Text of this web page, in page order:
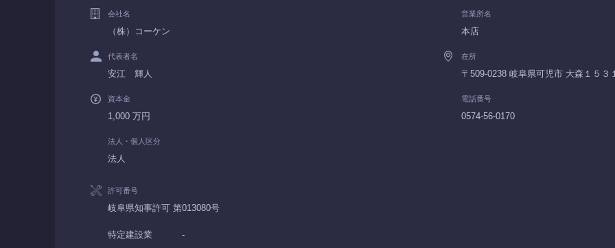
会社名
（株）コーケン
代表者名
安江 輝人
資本金
1,000 万円
法人・個人区分
法人
営業所名
本店
在所
〒509-0238 岐阜県可児市 大森１５３
電話番号
0574-56-0170
許可番号
岐阜県知事許可 第013080号
特定建設業 -